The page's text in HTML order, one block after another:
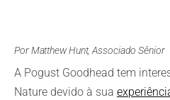
Por Matthew Hunt, Associado Sênior
A Pogust Goodhead tem
Nature devido à sua